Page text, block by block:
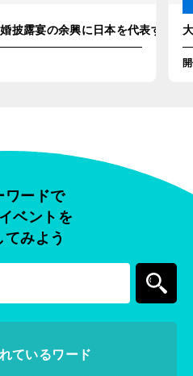
披露宴の余興に日本を代表する
ワードで
ベントを
てみよう
ているワード